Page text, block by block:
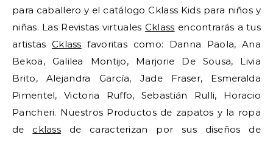
para caballero y el catálogo Cklass Kids para niños y
niñas. Las Revistas virtuales Cklass encontrarás a tus
artistas Cklass favoritas como: Danna Paola, Ana
Bekoa, Galilea Montijo, Marjorie De Sousa, Livia
Brito, Alejandra García, Jade Fraser, Esmeralda
Pimentel, Victoria Ruffo, Sebastián Rulli, Horacio
Pancheri. Nuestros Productos de zapatos y la ropa
de cklass de caracterizan por sus diseños de